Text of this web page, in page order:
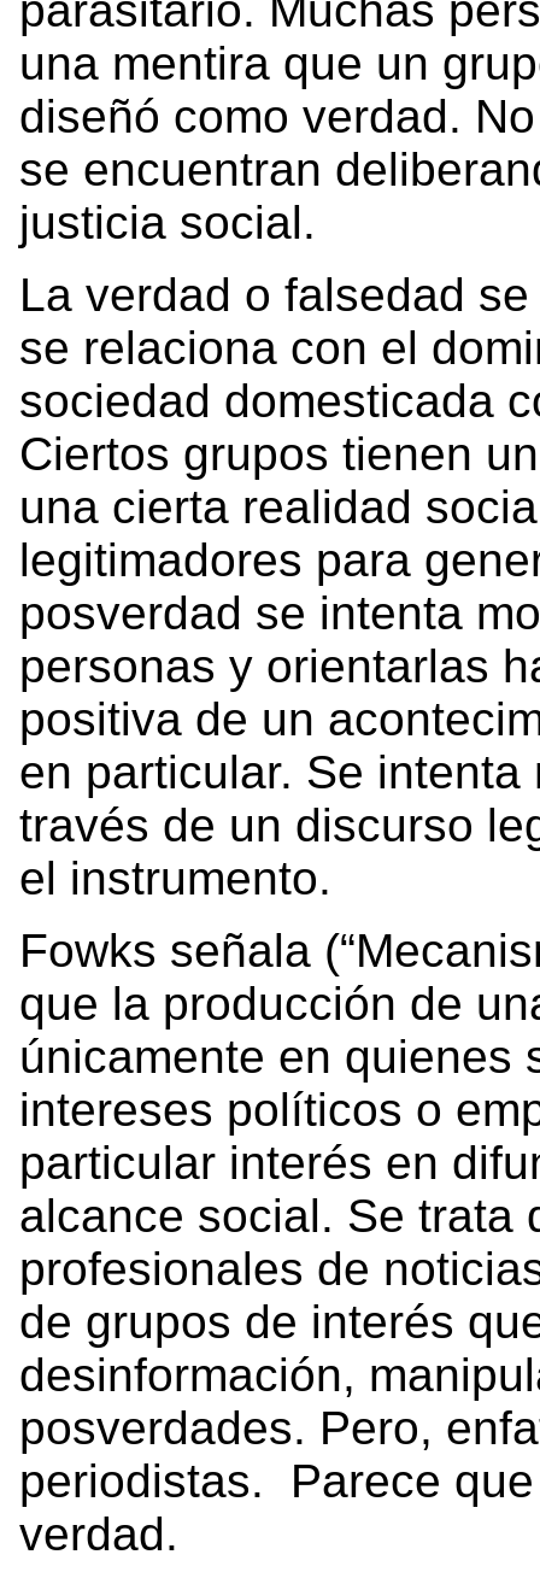
una mentira que un
diseñó como verdad.
se encuentran
justicia social.
La verdad o falsedad
se relaciona con el
sociedad domesticada
Ciertos grupos tienen
una cierta realidad
legitimadores para
posverdad se intenta
personas y orientarlas
positiva de un
en particular. Se
través de un discurso
el instrumento.
Fowks señala
que la producción de
únicamente en quienes
intereses políticos o
particular interés en
alcance social. Se trata
profesionales de
de grupos de interés
desinformación,
posverdades. Pero,
periodistas. Parece
verdad.